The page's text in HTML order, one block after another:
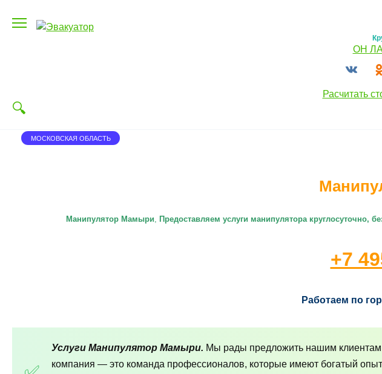
ОН
Расчитать
МОСКОВСКАЯ ОБЛАСТЬ
Манипулятор Мамыри Предоставляем услуги манипулятора круглосуточно,
+7
Работаем по
Услуги Манипулятор Мамыри. Мы рады предложить нашим клиентам
компания — это команда профессионалов, которые имеют богатый